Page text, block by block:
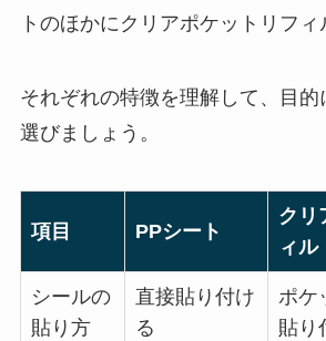
トのほかにクリアポケットリフィ
それぞれの特徴を理解して、目的
選びましょう。
項目 PPシート
クリ
ィル
シールの
貼り方
直接貼り付け
る
ポケ
貼り